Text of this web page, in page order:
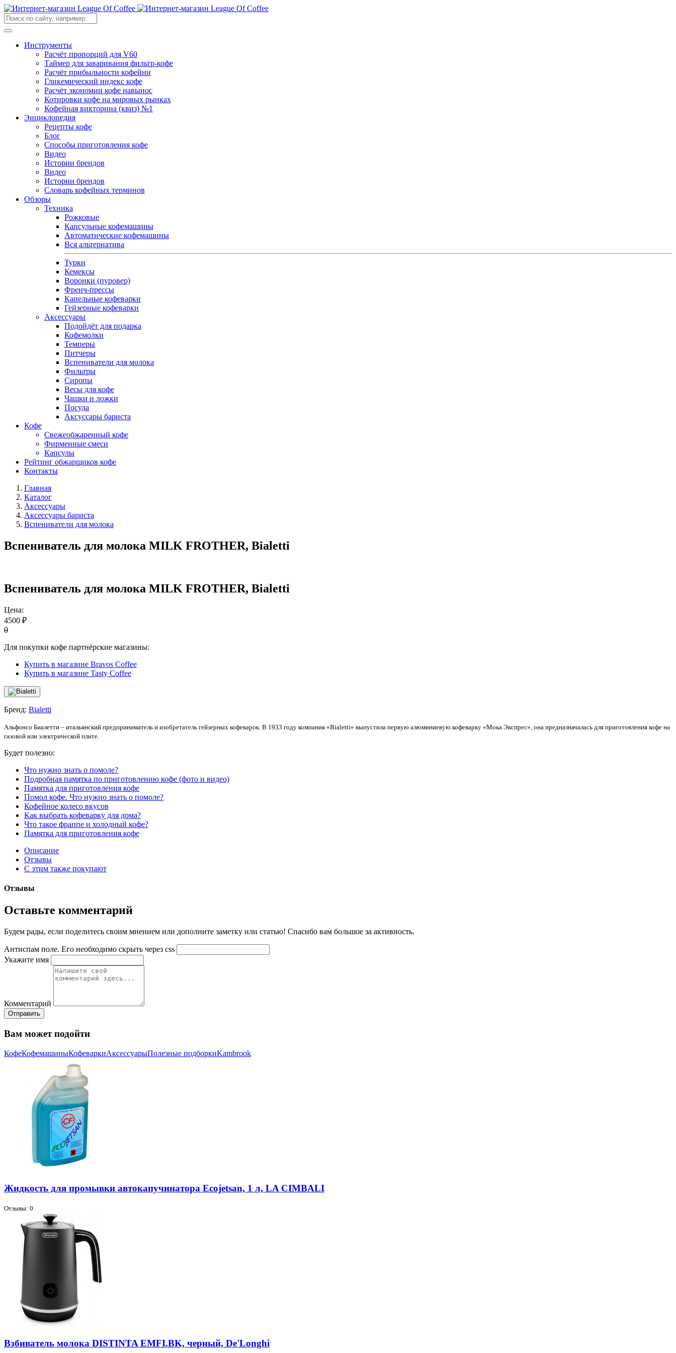
Инструменты
Расчёт пропорций для V60
Таймер для заваривания фильтр-кофе
Расчёт прибыльности кофейни
Гликемический индекс кофе
Расчёт экономии кофе навынос
Котировки кофе на мировых рынках
Кофейная викторина (квиз) №1
Энциклопедия
Рецепты кофе
Блог
Способы приготовления кофе
Видео
Истории брендов
Видео
Истории брендов
Словарь кофейных терминов
Обзоры
Техника
Рожковые
Капсульные кофемашины
Автоматические кофемашины
Вся альтернатива
Турки
Кемексы
Воронки (пуровер)
Френч-прессы
Капельные кофеварки
Гейзерные кофеварки
Аксессуары
Подойдёт для подарка
Кофемолки
Темперы
Питчеры
Вспениватели для молока
Фильтры
Сиропы
Весы для кофе
Чашки и ложки
Посуда
Аксуссары бариста
Кофе
Свежеобжаренный кофе
Фирменные смеси
Капсулы
Рейтинг обжарщиков кофе
Контакты
Главная
Каталог
Аксессуары
Аксессуары бариста
Вспениватели для молока
Вспениватель для молока MILK FROTHER, Bialetti
Вспениватель для молока MILK FROTHER, Bialetti
Цена:
4500 ₽
0
Для покупки кофе партнёрские магазины:
Купить в магазине Bravos Coffee
Купить в магазине Tasty Coffee
Бренд: Bialetti
Альфонсо Биалетти – итальянский предприниматель и изобретатель гейзерных кофеварок. В 1933 году компания «Bialetti» выпустила первую алюминиевую кофеварку «Мока Экспрес», она предназначалась для приготовления кофе на
газовой или электрической плите.
Будет полезно:
Что нужно знать о помоле?
Подробная памятка по приготовлению кофе (фото и видео)
Памятка для приготовления кофе
Помол кофе. Что нужно знать о помоле?
Кофейное колесо вкусов
Как выбрать кофеварку для дома?
Что такое фраппе и холодный кофе?
Памятка для приготовления кофе
Описание
Отзывы
С этим также покупают
Отзывы
Оставьте комментарий
Будем рады, если поделитесь своим мнением или дополните заметку или статью! Спасибо вам большое за активность.
Антиспам поле. Его необходимо скрыть через css
Укажите имя
Комментарий
Отправить
Вам может подойти
КофеКофемашиныКофеваркиАксессуарыПолезные подборкиKambrook
Жидкость для промывки автокапучинатора Ecojetsan, 1 л, LA CIMBALI
Отзывы: 0
Взбиватель молока DISTINTA EMFI.BK, черный, De'Longhi